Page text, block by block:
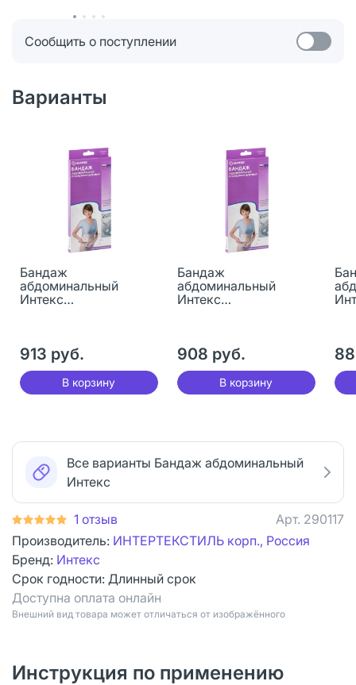
Сообщить о поступлении
Варианты
Бандаж
абдоминальный
Интекс
913 руб.
В корзину
Бандаж
абдоминальный
Интекс
908 руб.
В корзину
Все варианты Бандаж абдоминальный
Интекс
1 отзыв Арт. 290117
Производитель: ИНТЕРТЕКСТИЛЬ корп., Россия
Бренд: Интекс
Срок годности: Длинный срок
Доступна оплата онлайн
Bнешний вид товара может отличаться от изображённого
Инструкция по применению